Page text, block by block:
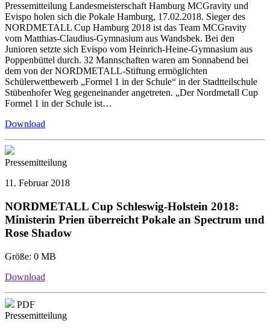
Pressemitteilung Landesmeisterschaft Hamburg MCGravity und
Evispo holen sich die Pokale Hamburg, 17.02.2018. Sieger des
NORDMETALL Cup Hamburg 2018 ist das Team MCGravity
vom Matthias-Claudius-Gymnasium aus Wandsbek. Bei den
Junioren setzte sich Evispo vom Heinrich-Heine-Gymnasium aus
Poppenbüttel durch. 32 Mannschaften waren am Sonnabend bei
dem von der NORDMETALL-Stiftung ermöglichten
Schülerwettbewerb „Formel 1 in der Schule“ in der Stadtteilschule
Stübenhofer Weg gegeneinander angetreten. „Der Nordmetall Cup
Formel 1 in der Schule ist…
Download
Pressemitteilung
11. Februar 2018
NORDMETALL Cup Schleswig-Holstein 2018:
Ministerin Prien überreicht Pokale an Spectrum und
Rose Shadow
Größe: 0 MB
Download
PDF
Pressemitteilung